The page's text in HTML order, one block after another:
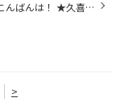
皆さま、こんにちは！こんばんは！ ★久喜警察と久喜インターの間にあるタイヤ館久喜です★ いつも当店WEBをご覧いただきありがとうございます！ みなさん定期的に空気圧を見てますか？ 横に並んだ車のタイヤと比べてなんか空気があまい気がする・・・ ひょっとして【パンク】かも！？なんて思った方...
>